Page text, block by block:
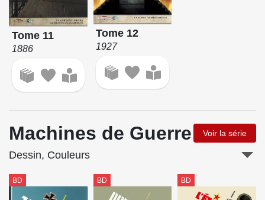
Tome 11
1886
Tome 12
1927
Machines de Guerre Voir la série
Dessin, Couleurs
BD BD BD